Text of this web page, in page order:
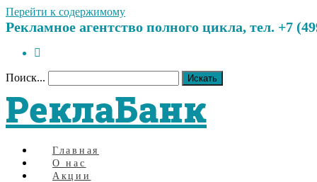
Перейти к содержимому
Рекламное агентство полного цикла, тел. +7
Поиск... Искать
РеклаБанк
Главная
О нас
Акции